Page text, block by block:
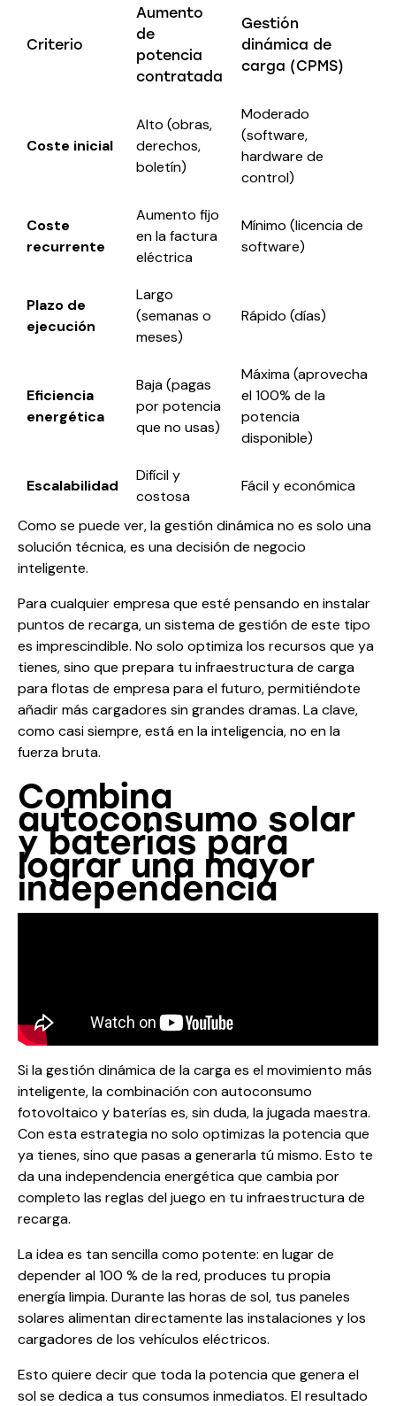
Criterio
Aumento
de
potencia
contratada
Gestión
dinámica de
carga (CPMS)
Coste inicial
Alto (obras,
derechos,
boletín)
Moderado
(software,
hardware de
control)
Coste
recurrente
Aumento fijo
en la factura
eléctrica
Mínimo (licencia de
software)
Plazo de
ejecución
Largo
(semanas o
meses)
Rápido (días)
Eficiencia
energética
Baja (pagas
por potencia
que no usas)
Máxima (aprovecha
el 100% de la
potencia
disponible)
Escalabilidad
Difícil y
costosa
Fácil y económica
Como se puede ver, la gestión dinámica no es solo una
solución técnica, es una decisión de negocio
inteligente.
Para cualquier empresa que esté pensando en instalar
puntos de recarga, un sistema de gestión de este tipo
es imprescindible. No solo optimiza los recursos que ya
tienes, sino que prepara tu infraestructura de carga
para flotas de empresa para el futuro, permitiéndote
añadir más cargadores sin grandes dramas. La clave,
como casi siempre, está en la inteligencia, no en la
fuerza bruta.
Combina
autoconsumo solar
y baterías para
lograr una mayor
independencia
Si la gestión dinámica de la carga es el movimiento más
inteligente, la combinación con autoconsumo
fotovoltaico y baterías es, sin duda, la jugada maestra.
Con esta estrategia no solo optimizas la potencia que
ya tienes, sino que pasas a generarla tú mismo. Esto te
da una independencia energética que cambia por
completo las reglas del juego en tu infraestructura de
recarga.
La idea es tan sencilla como potente: en lugar de
depender al 100 % de la red, produces tu propia
energía limpia. Durante las horas de sol, tus paneles
solares alimentan directamente las instalaciones y los
cargadores de los vehículos eléctricos.
Esto quiere decir que toda la potencia que genera el
sol se dedica a tus consumos inmediatos. El resultado